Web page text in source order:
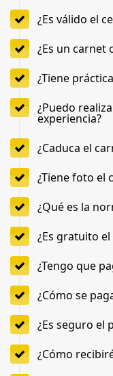
¿Es válido el
¿Es un carnet
¿Tiene
¿Puedo
experiencia?
¿Caduca el
¿Tiene foto el
¿Qué es la
¿Es gratuito
¿Tengo que
¿Cómo se
¿Es seguro el
¿Cómo